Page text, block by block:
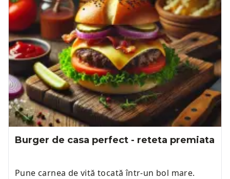
Burger de casa perfect - reteta premiata
Pune carnea de vită tocată într-un bol mare.